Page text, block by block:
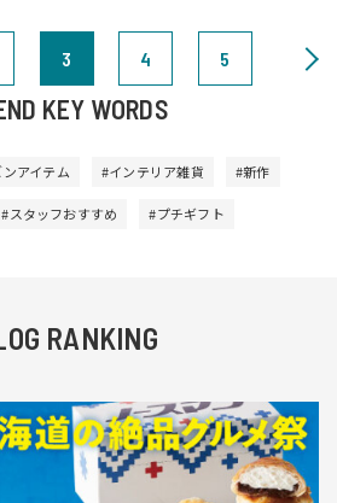
3 4 5
KEY WORDS
アイテム #インテリア雑貨 #新作
#スタッフおすすめ #プチギフト
RANKING